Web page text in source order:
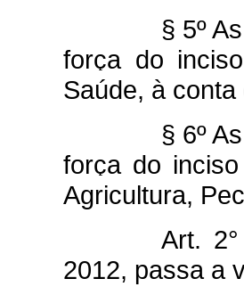
§ 5º
força do
Saúde, à
§ 6º
força do
Agricultura,
Art.
2012, passa a